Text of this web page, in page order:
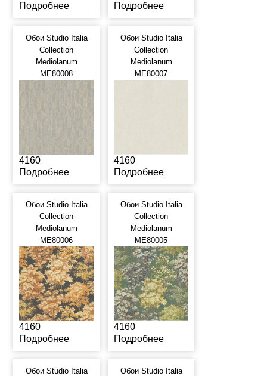
Подробнее
Подробнее
Обои Studio Italia
Collection
Mediolanum
ME80008
4160
Подробнее
Обои Studio Italia
Collection
Mediolanum
ME80007
4160
Подробнее
Обои Studio Italia
Collection
Mediolanum
ME80006
4160
Подробнее
Обои Studio Italia
Collection
Mediolanum
ME80005
4160
Подробнее
Обои Studio Italia
Обои Studio Italia